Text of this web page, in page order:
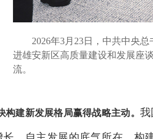
2026年3月23日，中共中央总
进雄安新区高质量建设和发展座
流。
构建新发展格局赢得战略主动。 我